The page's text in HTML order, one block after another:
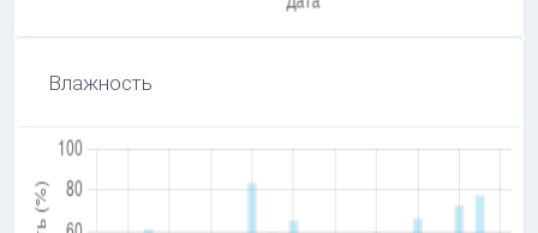
Влажность